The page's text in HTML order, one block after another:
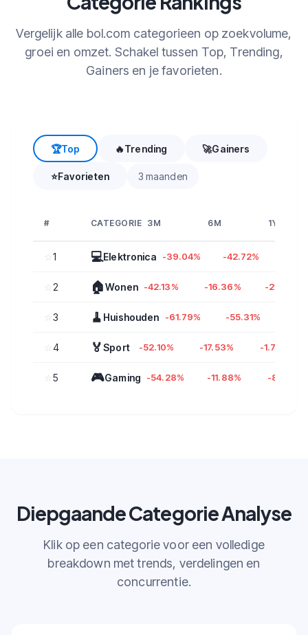
Vergelijk alle bol.com categorieen op zoekvolume,
groei en omzet. Schakel tussen Top, Trending,
Gainers en je favorieten.
🏆Top 🔥Trending 🚀Gainers
⭐Favorieten 3 maanden
# CATEGORIE 3M 6M 1Y
☆1 💻Elektronica -39.04% -42.72%
☆ 2 🏠Wonen -42.13% -16.36% -21.86%
☆3 🧹 Huishouden -61.79% -55.31%
☆4 🏅Sport -52.10% -17.53% -1.79%
☆5 🎮Gaming -54.28% -11.88% -8.80%
Diepgaande Categorie Analyse
Klik op een categorie voor een volledige
breakdown met trends, verdelingen en
concurrentie.